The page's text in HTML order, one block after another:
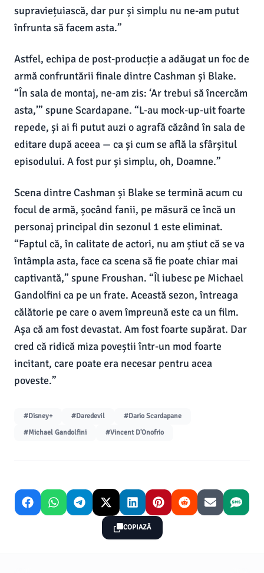
supraviețuiască, dar pur și simplu nu ne-am putut
înfrunta să facem asta.”
Astfel, echipa de post-producție a adăugat un foc de
armă confruntării finale dintre Cashman și Blake.
“În sala de montaj, ne-am zis: ‘Ar trebui să încercăm
asta,’” spune Scardapane. “L-au mock-up-uit foarte
repede, și ai fi putut auzi o agrafă căzând în sala de
editare după aceea — ca și cum se află la sfârșitul
episodului. A fost pur și simplu, oh, Doamne.”
Scena dintre Cashman și Blake se termină acum cu
focul de armă, șocând fanii, pe măsură ce încă un
personaj principal din sezonul 1 este eliminat.
“Faptul că, în calitate de actori, nu am știut că se va
întâmpla asta, face ca scena să fie poate chiar mai
captivantă,” spune Froushan. “Îl iubesc pe Michael
Gandolfini ca pe un frate. Această sezon, întreaga
călătorie pe care o avem împreună este ca un film.
Așa că am fost devastat. Am fost foarte supărat. Dar
cred că ridică miza poveștii într-un mod foarte
incitant, care poate era necesar pentru acea
poveste.”
#Disney+ #Daredevil
#Dario Scardapane
#Michael Gandolfini
#Vincent D'Onofrio
COPIAZĂ